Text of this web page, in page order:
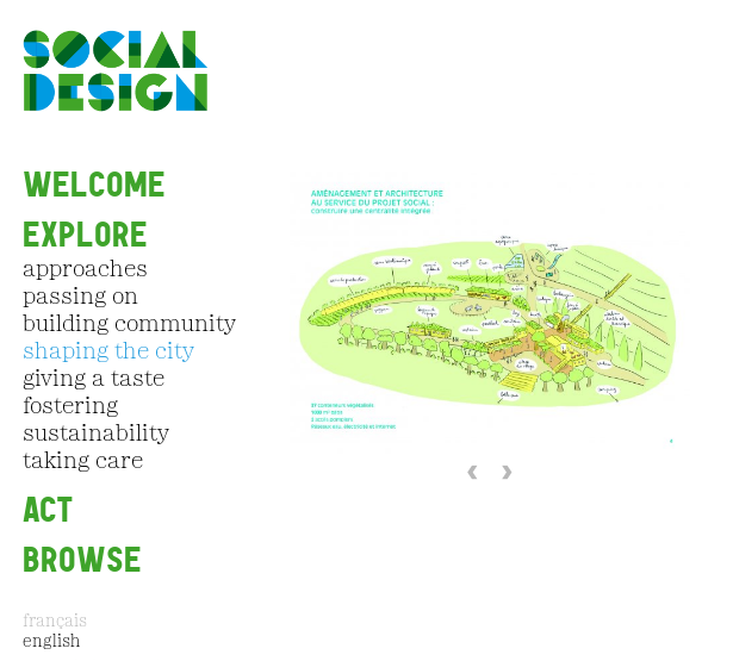
WELCOME
EXPLORE
approaches
passing on
building community
shaping the city
giving a taste
fostering
sustainability
taking care
ACT
BROWSE
français
english
‹ ›